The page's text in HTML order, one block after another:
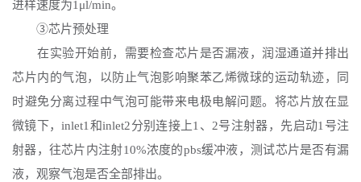
进样速度为1μl/min。
③芯片预处理
在实验开始前，需要检查芯片是否漏液，润湿通道并排出
芯片内的气泡，以防止气泡影响聚苯乙烯微球的运动轨迹，同
时避免分离过程中气泡可能带来电极电解问题。将芯片放在显
微镜下，inlet1和inlet2分别连接上1、2号注射器，先启动1号注
射器，往芯片内注射10%浓度的pbs缓冲液，测试芯片是否有漏
液，观察气泡是否全部排出。